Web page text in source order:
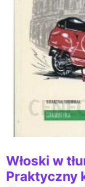
Włoski w
Praktyczny